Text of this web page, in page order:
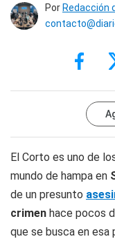
Por Redacción
El Corto es uno de
mundo de hampa en
de un presunto
crimen hace pocos
que se busca en esa